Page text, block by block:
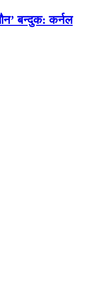
बन्दुक: कर्नल